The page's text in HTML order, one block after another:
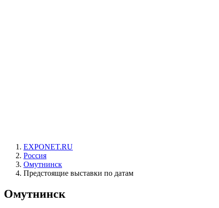
EXPONET.RU
Россия
Омутнинск
Предстоящие выставки по датам
Омутнинск